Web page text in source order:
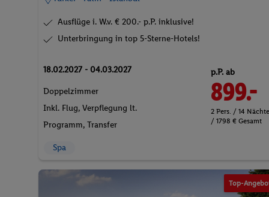
Ausflüge i. W.v. € 200.- p.P. inklusive!
Unterbringung in top 5-Sterne-Hotels!
18.02.2027 - 04.03.2027
Doppelzimmer
Inkl. Flug, Verpflegung lt.
Programm, Transfer
p.P. ab
899.-
2 Pers. / 14 Nächte
/ 1798 € Gesamt
Spa
Top-